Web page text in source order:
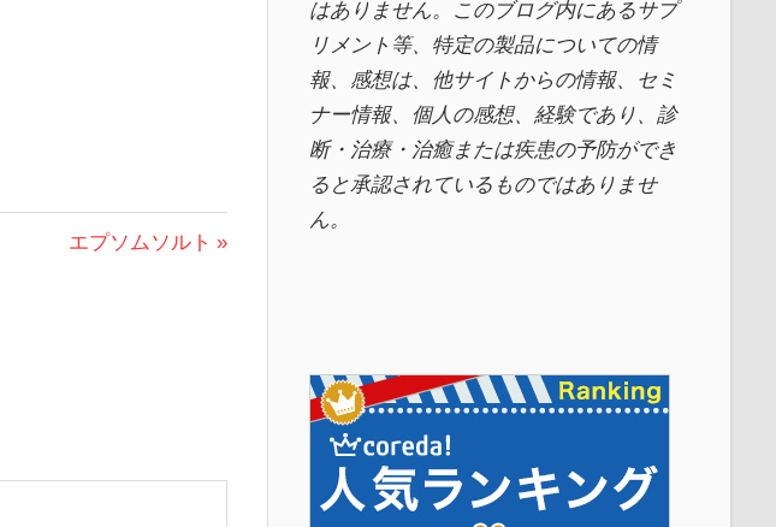
次
エプソムソルト
はありません。このブログ内にあるサプ
リメント等、特定の製品についての情
報、感想は、他サイトからの情報、セミ
ナー情報、
個人の感想、経験であり、診
断・治療・治癒または疾患の予防ができ
ると承認されているものではありませ
ん。